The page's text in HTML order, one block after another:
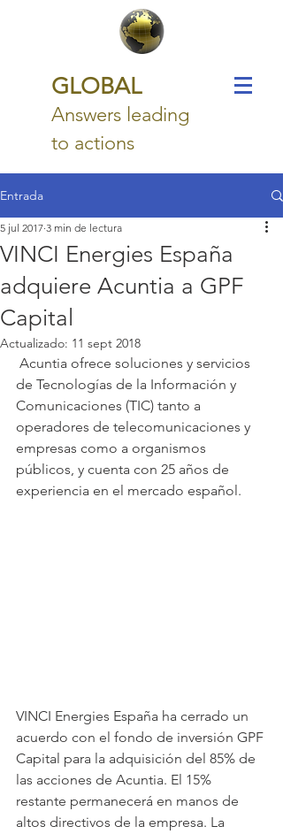
GLOBAL
Answers leading
to actions
Entrada
VINCI Energies España
adquiere Acuntia a GPF
Capital
5 jul 2017 3 min de lectura
Actualizado: 11 sept 2018
de Tecnologías de la Información y
Comunicaciones (TIC) tanto a
operadores de telecomunicaciones y
empresas como a organismos
públicos, y cuenta con 25 años de
experiencia en el mercado español.
VINCI Energies España ha cerrado un
acuerdo con el fondo de inversión GPF
Capital para la adquisición del 85% de
las acciones de Acuntia. El 15%
restante permanecerá en manos de
altos directivos de la empresa. La